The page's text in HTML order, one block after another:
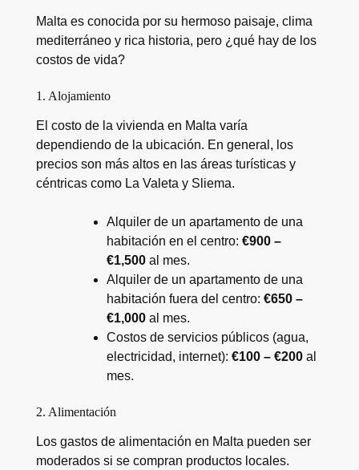
Malta es conocida por su hermoso paisaje, clima
mediterráneo y rica historia, pero ¿qué hay de los
costos de vida?
1. Alojamiento
El costo de la vivienda en Malta varía
dependiendo de la ubicación. En general, los
precios son más altos en las áreas turísticas y
céntricas como La Valeta y Sliema.
Alquiler de un apartamento de una
habitación en el centro: €900 –
€1,500al mes.
Alquiler de un apartamento de una
habitación fuera del centro: €650 –
€1,000al mes.
Costos de servicios públicos (agua,
electricidad, internet): €100 – €200al
mes.
2. Alimentación
Los gastos de alimentación en Malta pueden ser
moderados si se compran productos locales.